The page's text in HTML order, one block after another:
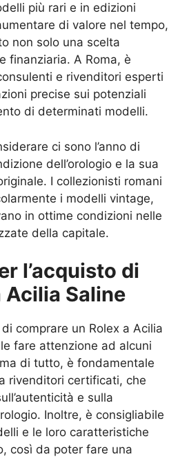
più rari e in edizioni
di valore nel tempo,
non solo una scelta
finanziaria. A Roma, è
e rivenditori esperti
precise sui potenziali
di determinati modelli.
ci sono l’anno di
dell’orologio e la sua
I collezionisti romani
i modelli vintage,
in ottime condizioni nelle
della capitale.
l’acquisto di
Acilia Saline
comprare un Rolex a Acilia
fare attenzione ad alcuni
di tutto, è fondamentale
rivenditori certificati, che
e sulla
Inoltre, è consigliabile
e le loro caratteristiche
così da poter fare una